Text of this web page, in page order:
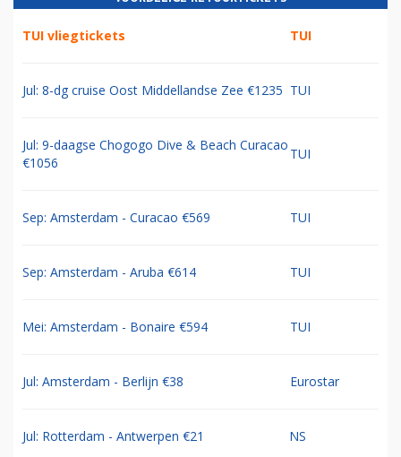
TUI vliegtickets TUI
Jul: 8-dg cruise Oost Middellandse Zee €1235 TUI
Jul: 9-daagse Chogogo Dive & Beach Curacao
€1056
TUI
Sep: Amsterdam - Curacao €569 TUI
Sep: Amsterdam - Aruba €614 TUI
Mei: Amsterdam - Bonaire €594 TUI
Jul: Amsterdam - Berlijn €38 Eurostar
Jul: Rotterdam - Antwerpen €21 NS